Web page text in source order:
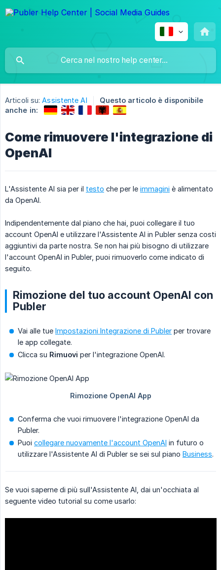
Articoli su: Assistente AI
Questo articolo è disponibile
anche in:
Come rimuovere l'integrazione di
OpenAI
L'Assistente AI sia per il testo che per le immagini è alimentato
da OpenAI.
Indipendentemente dal piano che hai, puoi collegare il tuo
account OpenAI e utilizzare l'Assistente AI in Publer senza costi
aggiuntivi da parte nostra. Se non hai più bisogno di utilizzare
l'account OpenAI in Publer, puoi rimuoverlo come indicato di
seguito.
Rimozione del tuo account OpenAI con
Publer
Vai alle tue Impostazioni Integrazione di Publer per trovare
le app collegate.
Clicca su Rimuovi per l'integrazione OpenAI.
Conferma che vuoi rimuovere l'integrazione OpenAI da
Publer.
Puoi collegare nuovamente l'account OpenAI in futuro o
utilizzare l'Assistente AI di Publer se sei sul piano Business.
Se vuoi saperne di più sull'Assistente AI, dai un'occhiata al
seguente video tutorial su come usarlo: